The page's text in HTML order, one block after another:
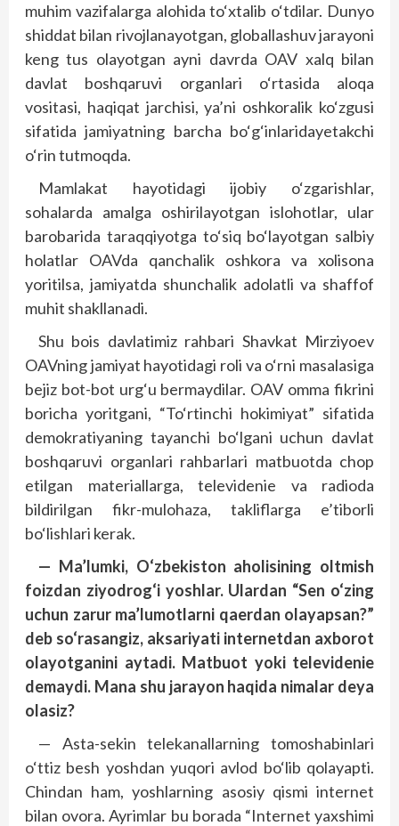
muhim vazifalarga alohida to‘xtalib o‘tdilar. Dunyo
shiddat bilan rivojlanayotgan, globallashuv jarayoni
keng tus olayotgan ayni davrda OAV xalq bilan
davlat boshqaruvi organlari o‘rtasida aloqa
vositasi, haqiqat jarchisi, ya’ni oshkoralik ko‘zgusi
sifatida jamiyatning barcha bo‘g‘inlaridayetakchi
o‘rin tutmoqda.
Mamlakat hayotidagi ijobiy o‘zgarishlar,
sohalarda amalga oshirilayotgan islohotlar, ular
barobarida taraqqiyotga to‘siq bo‘layotgan salbiy
holatlar OAVda qanchalik oshkora va xolisona
yoritilsa, jamiyatda shunchalik adolatli va shaffof
muhit shakllanadi.
Shu bois davlatimiz rahbari Shavkat Mirziyoev
OAVning jamiyat hayotidagi roli va o‘rni masalasiga
bejiz bot-bot urg‘u bermaydilar. OAV omma fikrini
boricha yoritgani, “To‘rtinchi hokimiyat” sifatida
demokratiyaning tayanchi bo‘lgani uchun davlat
boshqaruvi organlari rahbarlari matbuotda chop
etilgan materiallarga, televidenie va radioda
bildirilgan fikr-mulohaza, takliflarga e’tiborli
bo‘lishlari kerak.
— Ma’lumki, O‘zbekiston aholisining oltmish
foizdan ziyodrog‘i yoshlar. Ulardan “Sen o‘zing
uchun zarur ma’lumotlarni qaerdan olayapsan?”
deb so‘rasangiz, aksariyati internetdan axborot
olayotganini aytadi. Matbuot yoki televidenie
demaydi. Mana shu jarayon haqida nimalar deya
olasiz?
— Asta-sekin telekanallarning tomoshabinlari
o‘ttiz besh yoshdan yuqori avlod bo‘lib qolayapti.
Chindan ham, yoshlarning asosiy qismi internet
bilan ovora. Ayrimlar bu borada “Internet yaxshimi